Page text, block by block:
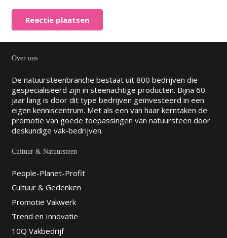
Reactie plaatsen
Over ons
De natuursteenbranche bestaat uit 800 bedrijven die
gespecialiseerd zijn in steenachtige producten. Bijna 60
jaar lang is door dit type bedrijven geïnvesteerd in een
eigen kenniscentrum. Met als een van haar kerntaken de
promotie van goede toepassingen van natuursteen door
deskundige vak-bedrijven.
Cultuur & Natuursteen
People-Planet-Profit
Cultuur & Gedenken
Promotie Vakwerk
Trend en Innovatie
10Q Vakbedrijf